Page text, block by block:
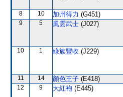
8 10 加州得力 (G451)
9 5 風雲武士 (J027)
10 1 綠族豐收 (J229)
11 14 顏色王子 (E418)
12 9 大紅袍 (E445)